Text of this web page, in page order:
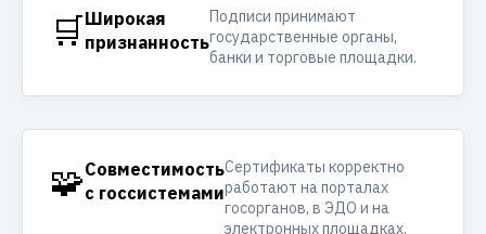
🛒Широкая
признанность
Подписи принимают
государственные органы,
банки и торговые площадки.
🧩Совместимость
с госсистемами
Сертификаты корректно
работают на порталах
госорганов, в ЭДО и на
электронных площадках.